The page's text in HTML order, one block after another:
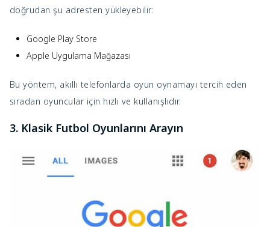
doğrudan şu adresten yükleyebilir:
Google Play Store
Apple Uygulama Mağazası
Bu yöntem, akıllı telefonlarda oyun oynamayı tercih eden
sıradan oyuncular için hızlı ve kullanışlıdır.
3. Klasik Futbol Oyunlarını Arayın